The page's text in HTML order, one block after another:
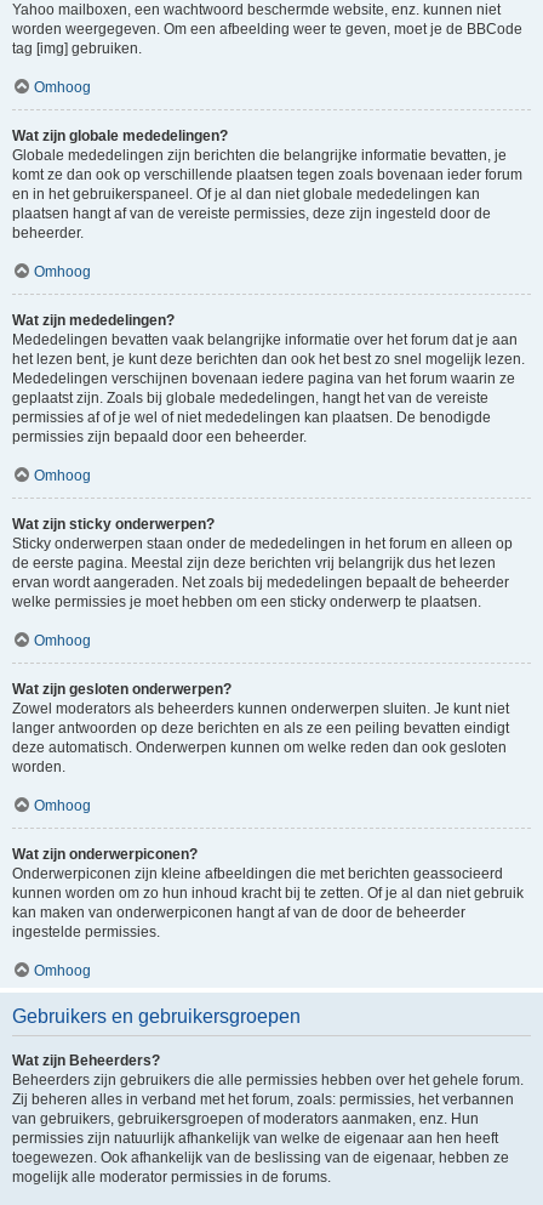
Yahoo mailboxen, een wachtwoord beschermde website, enz. kunnen niet
worden weergegeven. Om een afbeelding weer te geven, moet je de BBCode
tag [img] gebruiken.
Omhoog
Wat zijn globale mededelingen?
Globale mededelingen zijn berichten die belangrijke informatie bevatten, je
komt ze dan ook op verschillende plaatsen tegen zoals bovenaan ieder forum
en in het gebruikerspaneel. Of je al dan niet globale mededelingen kan
plaatsen hangt af van de vereiste permissies, deze zijn ingesteld door de
beheerder.
Omhoog
Wat zijn mededelingen?
Mededelingen bevatten vaak belangrijke informatie over het forum dat je aan
het lezen bent, je kunt deze berichten dan ook het best zo snel mogelijk lezen.
Mededelingen verschijnen bovenaan iedere pagina van het forum waarin ze
geplaatst zijn. Zoals bij globale mededelingen, hangt het van de vereiste
permissies af of je wel of niet mededelingen kan plaatsen. De benodigde
permissies zijn bepaald door een beheerder.
Omhoog
Wat zijn sticky onderwerpen?
Sticky onderwerpen staan onder de mededelingen in het forum en alleen op
de eerste pagina. Meestal zijn deze berichten vrij belangrijk dus het lezen
ervan wordt aangeraden. Net zoals bij mededelingen bepaalt de beheerder
welke permissies je moet hebben om een sticky onderwerp te plaatsen.
Omhoog
Wat zijn gesloten onderwerpen?
Zowel moderators als beheerders kunnen onderwerpen sluiten. Je kunt niet
langer antwoorden op deze berichten en als ze een peiling bevatten eindigt
deze automatisch. Onderwerpen kunnen om welke reden dan ook gesloten
worden.
Omhoog
Wat zijn onderwerpiconen?
Onderwerpiconen zijn kleine afbeeldingen die met berichten geassocieerd
kunnen worden om zo hun inhoud kracht bij te zetten. Of je al dan niet gebruik
kan maken van onderwerpiconen hangt af van de door de beheerder
ingestelde permissies.
Omhoog
Gebruikers en gebruikersgroepen
Wat zijn Beheerders?
Beheerders zijn gebruikers die alle permissies hebben over het gehele forum.
Zij beheren alles in verband met het forum, zoals: permissies, het verbannen
van gebruikers, gebruikersgroepen of moderators aanmaken, enz. Hun
permissies zijn natuurlijk afhankelijk van welke de eigenaar aan hen heeft
toegewezen. Ook afhankelijk van de beslissing van de eigenaar, hebben ze
mogelijk alle moderator permissies in de forums.